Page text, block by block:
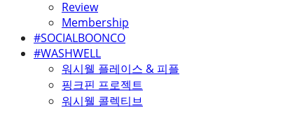
Review
Membership
#SOCIALBOONCO
#WASHWELL
워시웰 플레이스 & 피플
핑크핀 프로젝트
워시웰 콜렉티브